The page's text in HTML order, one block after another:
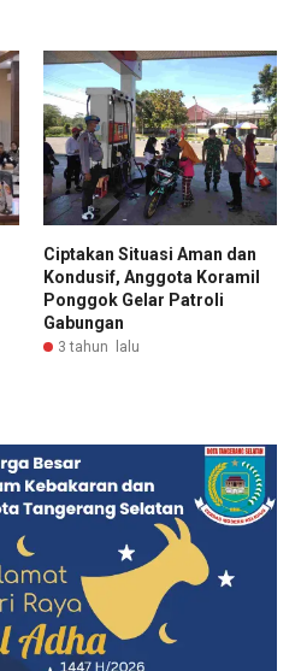
Ciptakan Situasi Aman dan
Kondusif, Anggota Koramil
Ponggok Gelar Patroli
Gabungan
3 tahun lalu